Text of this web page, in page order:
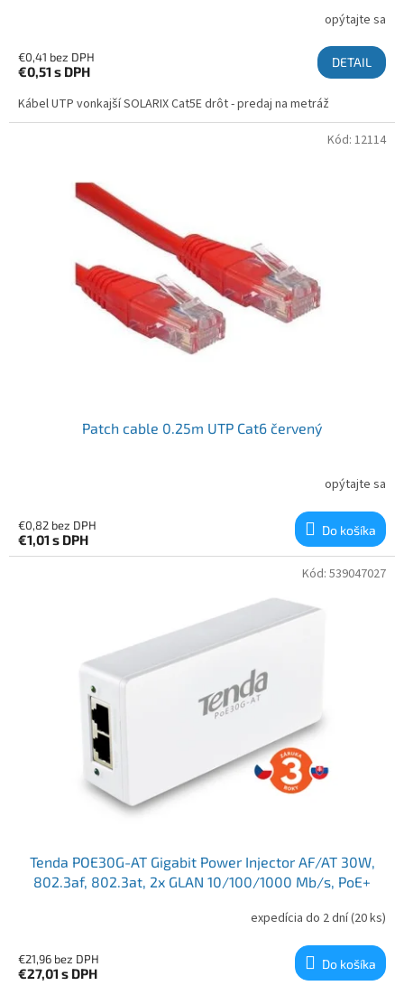
opýtajte sa
€0,41 bez DPH
€0,51 s DPH
DETAIL
Kábel UTP vonkajší SOLARIX Cat5E drôt - predaj na metráž
Patch cable 0.25m UTP Cat6 červený
opýtajte sa
€0,82 bez DPH
€1,01 s DPH
Do košíka
Kód: 12114
Tenda POE30G-AT Gigabit Power Injector AF/AT 30W,
802.3af, 802.3at, 2x GLAN 10/100/1000 Mb/s, PoE+
expedícia do 2 dní(20 ks)
€21,96 bez DPH
€27,01 s DPH
Do košíka
Kód: 539047027